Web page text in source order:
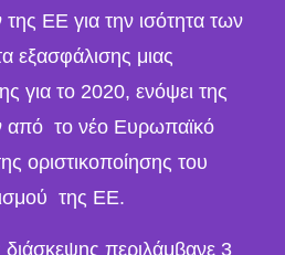
ΕΕ για την ισότητα των
εξασφάλισης μιας
για το 2020, ενόψει της
από το νέο Ευρωπαϊκό
οριστικοποίησης του
της ΕΕ.
διάσκεψης περιλάμβανε 3